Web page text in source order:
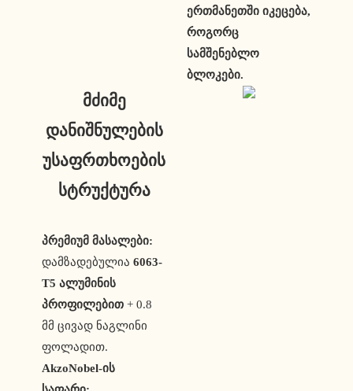
ერთმანეთში იკეცება,
როგორც
სამშენებლო
ბლოკები.
მძიმე
დანიშნულების
უსაფრთხოების
სტრუქტურა
პრემიუმ მასალები:
დამზადებულია6063-
T5 ალუმინის
პროფილებით + 0.8
მმ ცივად ნაგლინი
ფოლადით.
AkzoNobel-ის